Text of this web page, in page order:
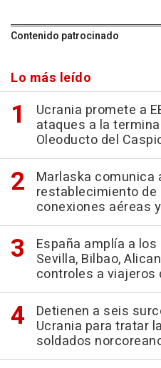
Contenido patrocinado
Lo más leído
Ucrania promete a
ataques a la
Oleoducto del
Marlaska comunica
restablecimiento
conexiones aéreas
España amplía a
Sevilla, Bilbao,
controles a viajeros
Detienen a seis
Ucrania para tratar
soldados